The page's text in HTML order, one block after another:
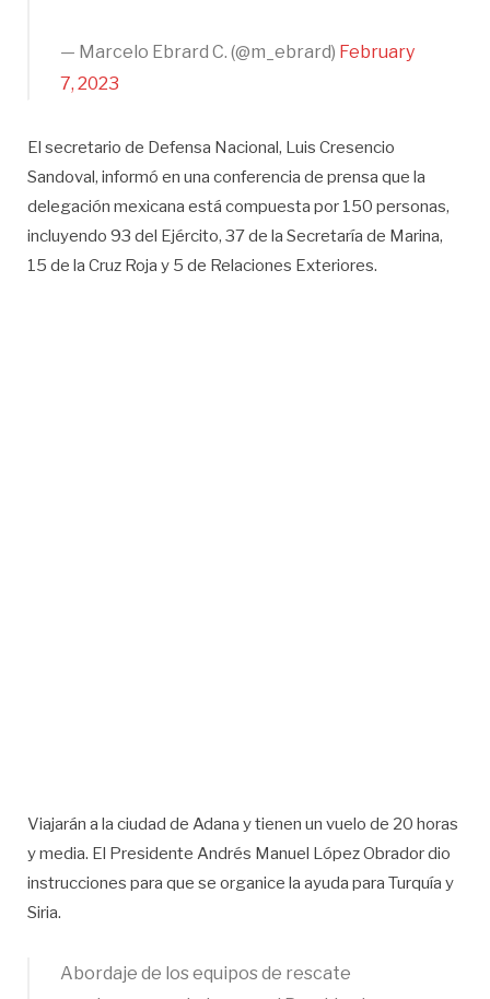
— Marcelo Ebrard C. (@m_ebrard) February
7, 2023
El secretario de Defensa Nacional, Luis Cresencio
Sandoval, informó en una conferencia de prensa que la
delegación mexicana está compuesta por 150 personas,
incluyendo 93 del Ejército, 37 de la Secretaría de Marina,
15 de la Cruz Roja y 5 de Relaciones Exteriores.
Viajarán a la ciudad de Adana y tienen un vuelo de 20 horas
y media. El Presidente Andrés Manuel López Obrador dio
instrucciones para que se organice la ayuda para Turquía y
Siria.
Abordaje de los equipos de rescate